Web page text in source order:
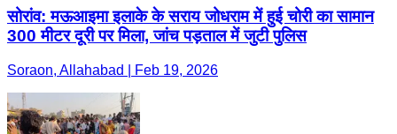
सोरांव: मऊआइमा इलाके के सराय जोधराम में हुई चोरी का सामान
300 मीटर दूरी पर मिला, जांच पड़ताल में जुटी पुलिस
Soraon, Allahabad | Feb 19, 2026